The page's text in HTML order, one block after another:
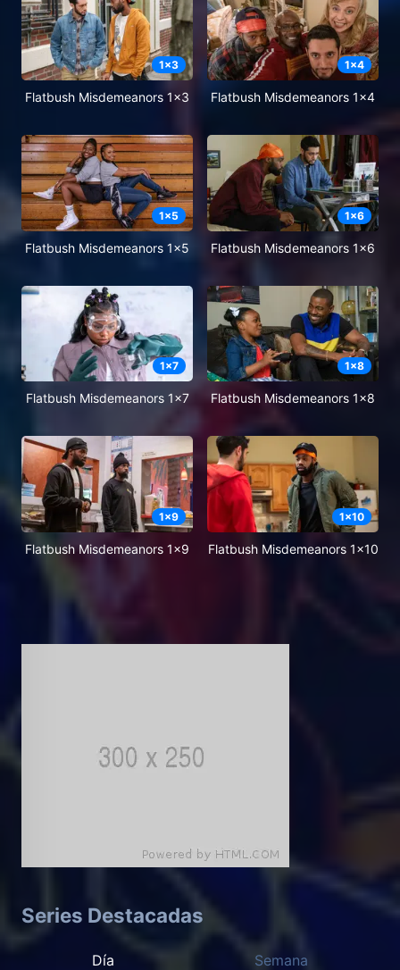
1x3
Flatbush Misdemeanors 1x3
1x4
Flatbush Misdemeanors 1x4
1x5
Flatbush Misdemeanors 1x5
1x6
Flatbush Misdemeanors 1x6
1x7
Flatbush Misdemeanors 1x7
1x8
Flatbush Misdemeanors 1x8
1x9
Flatbush Misdemeanors 1x9
1x10
Flatbush Misdemeanors 1x10
Series Destacadas
Día Semana